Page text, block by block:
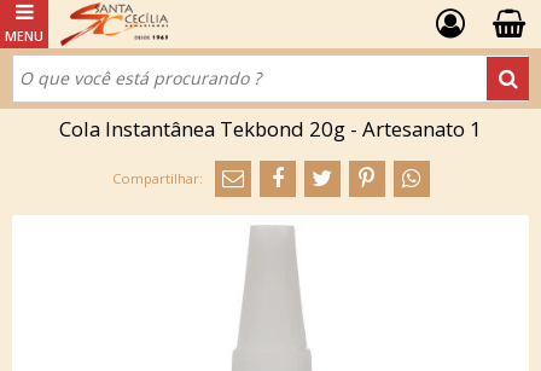
Cola Instantânea Tekbond 20g - Artesanato 1